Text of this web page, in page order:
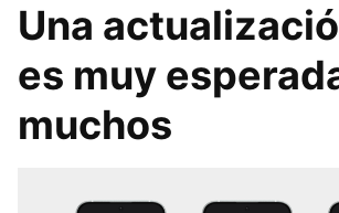
Una
es muy
muchos